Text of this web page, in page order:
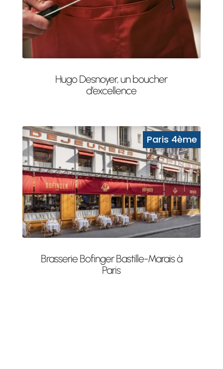
Hugo Desnoyer, un boucher
d’excellence
Brasserie Bofinger Bastille-Marais à
Paris